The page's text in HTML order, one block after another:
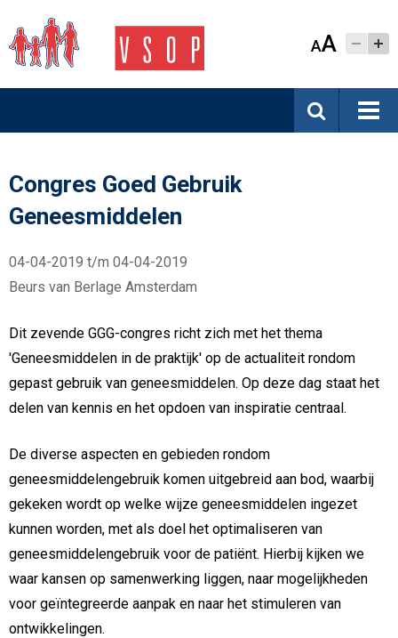
AA
Congres Goed Gebruik
Geneesmiddelen
04-04-2019 t/m 04-04-2019
Beurs van Berlage Amsterdam
Dit zevende GGG-congres richt zich met het thema
'Geneesmiddelen in de praktijk' op de actualiteit rondom
gepast gebruik van geneesmiddelen. Op deze dag staat het
delen van kennis en het opdoen van inspiratie centraal.
De diverse aspecten en gebieden rondom
geneesmiddelengebruik komen uitgebreid aan bod, waarbij
gekeken wordt op welke wijze geneesmiddelen ingezet
kunnen worden, met als doel het optimaliseren van
geneesmiddelengebruik voor de patiënt. Hierbij kijken we
waar kansen op samenwerking liggen, naar mogelijkheden
voor geïntegreerde aanpak en naar het stimuleren van
ontwikkelingen.